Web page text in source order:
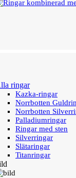
ringar
Kazka-ringar
Norrbotten
Norrbotten
Palladiumringar
Ringar med sten
Silverringar
Slätaringar
Titanringar